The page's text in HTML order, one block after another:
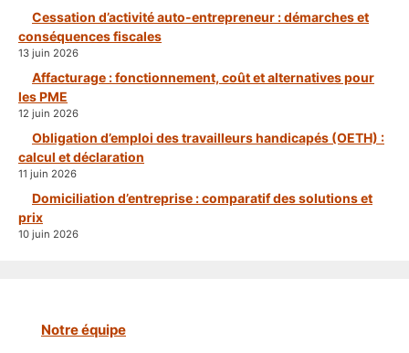
Cessation d’activité auto-entrepreneur : démarches et
conséquences fiscales
13 juin 2026
Affacturage : fonctionnement, coût et alternatives pour
les PME
12 juin 2026
Obligation d’emploi des travailleurs handicapés (OETH) :
calcul et déclaration
11 juin 2026
Domiciliation d’entreprise : comparatif des solutions et
prix
10 juin 2026
Notre équipe